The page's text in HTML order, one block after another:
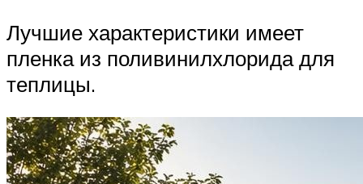
Лучшие характеристики имеет
пленка из поливинилхлорида для
теплицы.